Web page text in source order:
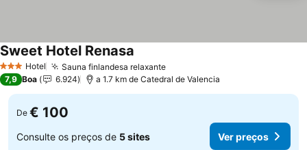
3 EstrelasHotel Sauna finlandesa relaxanteVer preços
Sweet Hotel Renasa
7,9 Boa 6.924 a 1.7 km de Catedral de Valencia
De € 100
Consulte os preços de 5 sites Ver preços